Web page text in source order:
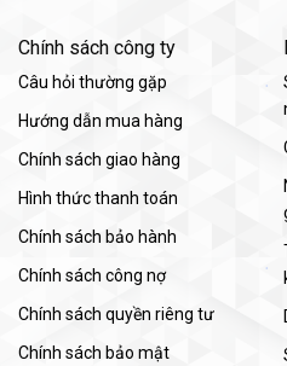
Chính sách công ty
Câu hỏi thường gặp
Hướng dẫn mua hàng
Chính sách giao hàng
Hình thức thanh toán
Chính sách bảo hành
Chính sách công nợ
Chính sách quyền riêng tư
Chính sách bảo mật